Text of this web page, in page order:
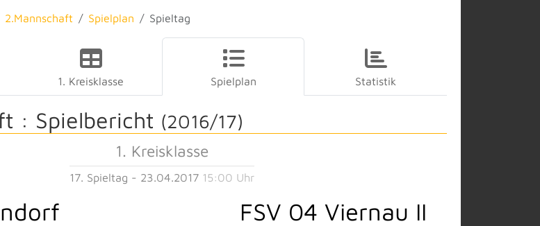
2.Mannschaft Spielplan Spieltag
1. Kreisklasse Spielplan Statistik
: Spielbericht (2016/17)
1. Kreisklasse
17. Spieltag - 23.04.2017 15:00 Uhr
FSV 04 Viernau II